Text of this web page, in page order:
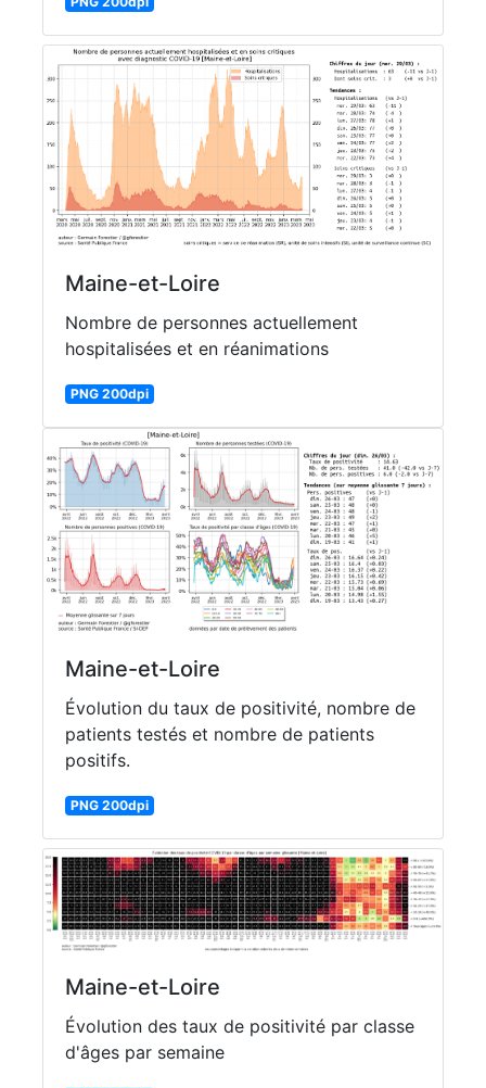
Maine-et-Loire
Nombre de personnes actuellement
hospitalisées et en réanimations
PNG 200dpi
Maine-et-Loire
Évolution du taux de positivité, nombre de
patients testés et nombre de patients
positifs.
PNG 200dpi
Maine-et-Loire
Évolution des taux de positivité par classe
d'âges par semaine